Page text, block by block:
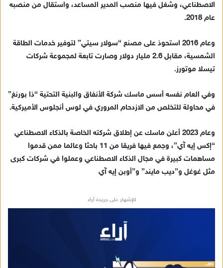
الاصطناعي، وشغل فيها منصب المدير المساعد، واستقال من منصبه
عام 2018.
وعام 2016 استحوذ على مصنع “سولار سيتي” لتوفير خدمات الطاقة
الشمسية، مقابل 2.6 مليار دولار وصارت تابعة لمجموعة شركات
تيسلا موتورز.
وفي العام نفسه أسس ماسك شركة الأنفاق والبنية التحتية “ذا بورنغ”
في محاولة للتخلص من الازدحام المروري في لوس أنجلوس الأميركية.
وعام 2023 أعلن ماسك عن إطلاق شركته الخاصة بالذكاء الاصطناعي
“إكس إيه آي”، وجمع فيها فريقا من 11 باحثا وعالما ممن قدموا
مساهمات كبيرة في مجال الذكاء الاصطناعي وعملوا في شركات كبرى
مثل غوغل و”ديب مايند” و”أوبن إيه آي
للإشهار على جريدة آراء